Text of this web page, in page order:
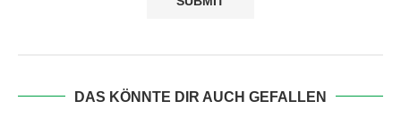
DAS KÖNNTE DIR AUCH GEFALLEN